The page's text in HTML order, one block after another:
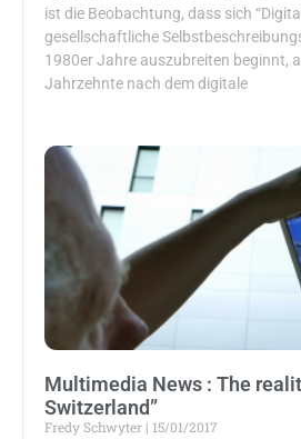
ist die Beobachtung, dass sich
gesellschaftliche
1980er Jahre auszubreiten beginnt,
Jahrzehnte nach dem digitale
Multimedia News : The
Switzerland”
Fredy Schwyter
15/01/2017